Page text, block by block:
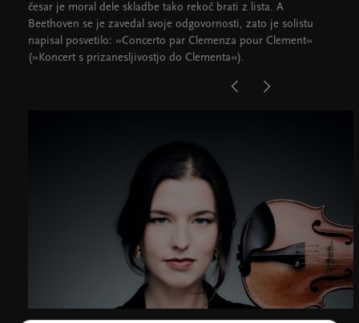
česar je moral dele skladbe tako rekoč brati z lista. A
Beethoven se je zavedal svoje odgovornosti, zato je solistu
napisal posvetilo: »Concerto par Clemenza pour Clement«
(»Koncert s prizanesljivostjo do Clementa«).